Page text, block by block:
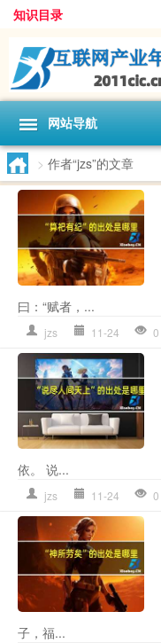
知识目录
网站导航
> 作者“jzs”的文章
曰：“赋者，...
jzs 11-24 0
依。 说...
jzs 11-24 0
子，福...